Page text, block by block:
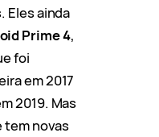
Eles ainda
Prime 4,
foi
em 2017
2019. Mas
tem novas